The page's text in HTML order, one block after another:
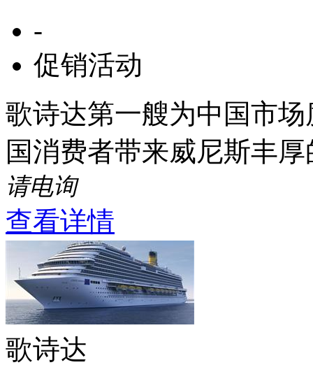
-
促销活动
歌诗达第一艘为中国市
国消费者带来威尼斯丰
请电询
查看详情
歌诗达